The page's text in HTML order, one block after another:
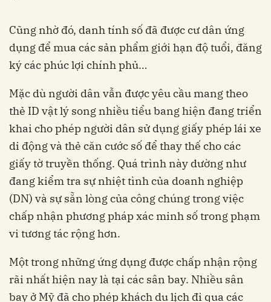
Cũng nhờ đó, danh tính số đã được cư dân ứng
dụng để mua các sản phẩm giới hạn độ tuổi, đăng
ký các phúc lợi chính phủ…
Mặc dù người dân vẫn được yêu cầu mang theo
thẻ ID vật lý song nhiều tiểu bang hiện đang triển
khai cho phép người dân sử dụng giấy phép lái xe
di động và thẻ căn cước số để thay thế cho các
giấy tờ truyền thống. Quá trình này dường như
đang kiểm tra sự nhiệt tình của doanh nghiệp
(DN) và sự sẵn lòng của công chúng trong việc
chấp nhận phương pháp xác minh số trong phạm
vi tương tác rộng hơn.
Một trong những ứng dụng được chấp nhận rộng
rãi nhất hiện nay là tại các sân bay. Nhiều sân
bay ở Mỹ đã cho phép khách du lịch đi qua các